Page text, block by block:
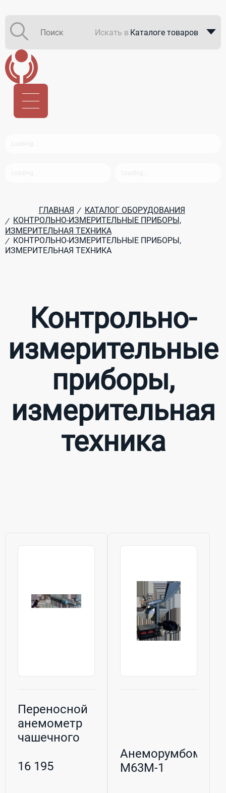
Искать в Каталоге товаров
ГЛАВНАЯ / КАТАЛОГ ОБОРУДОВАНИЯ
/
КОНТРОЛЬНО-ИЗМЕРИТЕЛЬНЫЕ ПРИБОРЫ,
ИЗМЕРИТЕЛЬНАЯ ТЕХНИКА
/ КОНТРОЛЬНО-ИЗМЕРИТЕЛЬНЫЕ ПРИБОРЫ,
ИЗМЕРИТЕЛЬНАЯ ТЕХНИКА
Контрольно-
измерительные
приборы,
измерительная
техника
Переносной
анемометр
чашечного
16 195
Анеморумбометр
М63М-1